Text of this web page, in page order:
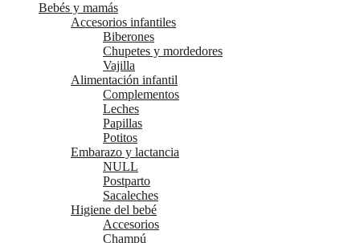
Bebés y mamás
Accesorios infantiles
Biberones
Chupetes y mordedores
Vajilla
Alimentación infantil
Complementos
Leches
Papillas
Potitos
Embarazo y lactancia
NULL
Postparto
Sacaleches
Higiene del bebé
Accesorios
Champú